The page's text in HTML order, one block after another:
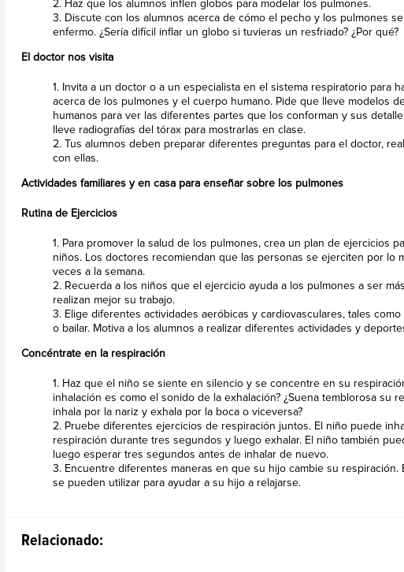
2. Haz que los alumnos inflen globos para modelar los pulmones.
3. Discute con los alumnos acerca de cómo el pecho y los pulmones
enfermo. ¿Sería difícil inflar un globo si tuvieras un resfriado? ¿Por qué?
El doctor nos visita
1. Invita a un doctor o a un especialista en el sistema respiratorio para
acerca de los pulmones y el cuerpo humano. Pide que lleve modelos
humanos para ver las diferentes partes que los conforman y sus
lleve radiografías del tórax para mostrarlas en clase.
2. Tus alumnos deben preparar diferentes preguntas para el doctor,
con ellas.
Actividades familiares y en casa para enseñar sobre los pulmones
Rutina de Ejercicios
1. Para promover la salud de los pulmones, crea un plan de ejercicios
niños. Los doctores recomiendan que las personas se ejerciten por lo
veces a la semana.
2. Recuerda a los niños que el ejercicio ayuda a los pulmones a ser
realizan mejor su trabajo.
3. Elige diferentes actividades aeróbicas y cardiovasculares, tales
o bailar. Motiva a los alumnos a realizar diferentes actividades y
Concéntrate en la respiración
1. Haz que el niño se siente en silencio y se concentre en su
inhalación es como el sonido de la exhalación? ¿Suena temblorosa su
inhala por la nariz y exhala por la boca o viceversa?
2. Pruebe diferentes ejercicios de respiración juntos. El niño puede
respiración durante tres segundos y luego exhalar. El niño también
luego esperar tres segundos antes de inhalar de nuevo.
3. Encuentre diferentes maneras en que su hijo cambie su respiración.
se pueden utilizar para ayudar a su hijo a relajarse.
Relacionado: